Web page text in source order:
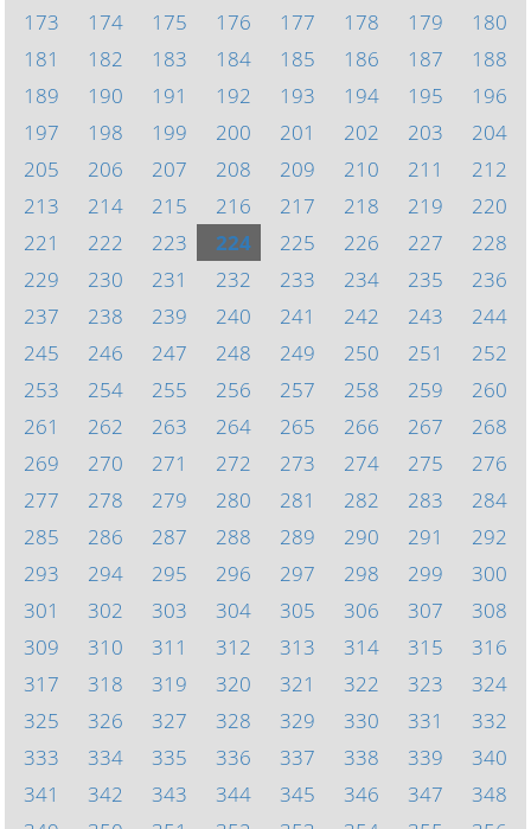
173
174 175 176 177 178 179
180
181
182 183 184 185 186 187
188
189
190 191 192 193 194 195
196
197
198 199 200 201 202 203
204
205
206 207 208 209 210 211
212
213
214 215 216 217 218 219
220
221
222 223 224 225 226 227
228
229
230 231 232 233 234 235
236
237
238 239 240 241 242 243
244
245
246 247 248 249 250 251
252
253
254 255 256 257 258 259
260
261
262 263 264 265 266 267
268
269
270 271 272 273 274 275
276
277
278 279 280 281 282 283
284
285
286 287 288 289 290 291
292
293
294 295 296 297 298 299
300
301
302 303 304 305 306 307
308
309
310 311 312 313 314 315
316
317
318 319 320 321 322 323
324
325
326 327 328 329 330 331
332
333
334 335 336 337 338 339
340
341
342 343 344 345 346 347
348